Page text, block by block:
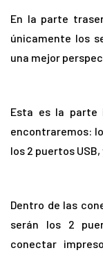
En la parte
únicamente los
una mejor
Esta es la parte
encontraremos:
los 2 puertos
Dentro de las
serán los 2
conectar